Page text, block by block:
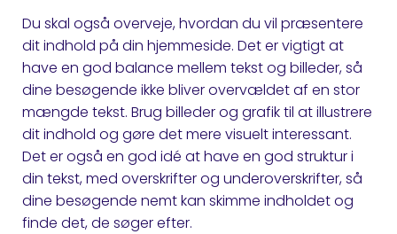
Du skal også overveje, hvordan du vil præsentere
dit indhold på din hjemmeside. Det er vigtigt at
have en god balance mellem tekst og billeder, så
dine besøgende ikke bliver overvældet af en stor
mængde tekst. Brug billeder og grafik til at illustrere
dit indhold og gøre det mere visuelt interessant.
Det er også en god idé at have en god struktur i
din tekst, med overskrifter og underoverskrifter, så
dine besøgende nemt kan skimme indholdet og
finde det, de søger efter.